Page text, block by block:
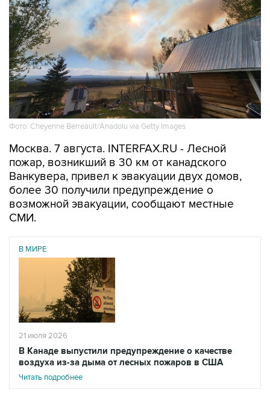
Фото: Cheyenne Berreault/Anadolu via Getty Images
Москва. 7 августа. INTERFAX.RU - Лесной
пожар, возникший в 30 км от канадского
Ванкувера, привел к эвакуации двух домов,
более 30 получили предупреждение о
возможной эвакуации, сообщают местные
СМИ.
В МИРЕ
21 июля 2026
В Канаде выпустили предупреждение о качестве
воздуха из-за дыма от лесных пожаров в США
Читать подробнее